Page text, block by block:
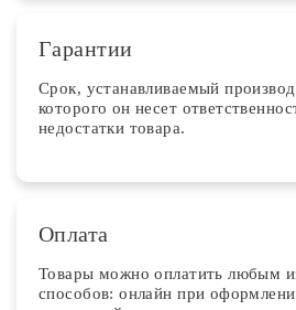
Гарантии
Срок, устанавливаемый
которого он несет
недостатки товара.
Оплата
Товары можно оплатить любым
способов: онлайн при